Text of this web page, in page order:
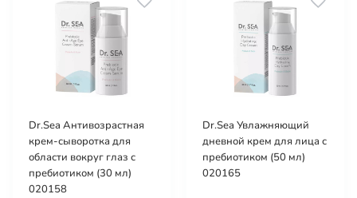
Dr.Sea Антивозрастная
крем-сыворотка для
области вокруг глаз с
пребиотиком (30 мл)
020158
Dr.Sea Увлажняющий
дневной крем для лица с
пребиотиком (50 мл)
020165